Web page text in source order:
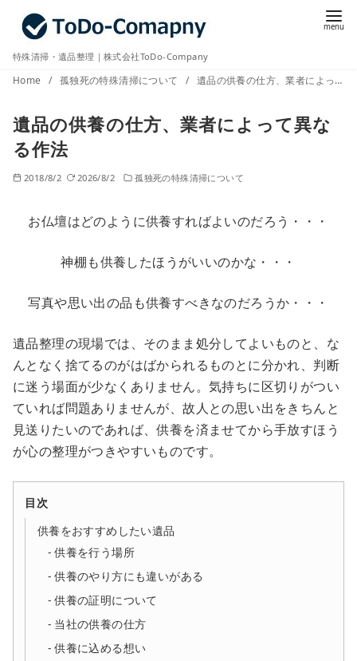
特殊清掃・遺品整理｜株式会社ToDo-Company
Home 孤独死の特殊清掃について 遺品の供養の仕方、業者によって異なる作法
遺品の供養の仕方、業者によって異な
る作法
2018/8/2 2026/8/2 孤独死の特殊清掃について
お仏壇はどのように供養すればよいのだろう・・・
神棚も供養したほうがいいのかな・・・
写真や思い出の品も供養すべきなのだろうか・・・
遺品整理の現場では、そのまま処分してよいものと、な
んとなく捨てるのがはばかられるものとに分かれ、判断
に迷う場面が少なくありません。気持ちに区切りがつい
ていれば問題ありませんが、故人との思い出をきちんと
見送りたいのであれば、供養を済ませてから手放すほう
が心の整理がつきやすいものです。
目次
供養をおすすめしたい遺品
供養を行う場所
供養のやり方にも違いがある
供養の証明について
当社の供養の仕方
供養に込める想い